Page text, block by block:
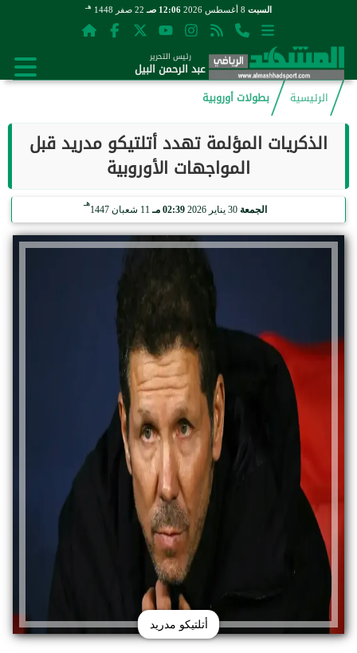
السبت 12:06 صـ 22 صفر 1448 هـ
رئيس التحرير
عبد الرحمن البيل
الرئيسية
بطولات أوروبية
الذكريات المؤلمة تهدد أتلتيكو مدريد قبل
المواجهات الأوروبية
الجمعة 02:39 مـ 11 شعبان 1447
هـ
أتلتيكو مدريد